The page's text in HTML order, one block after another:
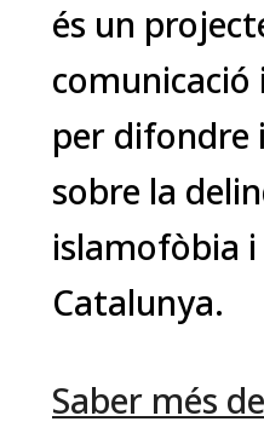
és un
per difondre
sobre la
islamofòbia
Catalunya.
Saber més